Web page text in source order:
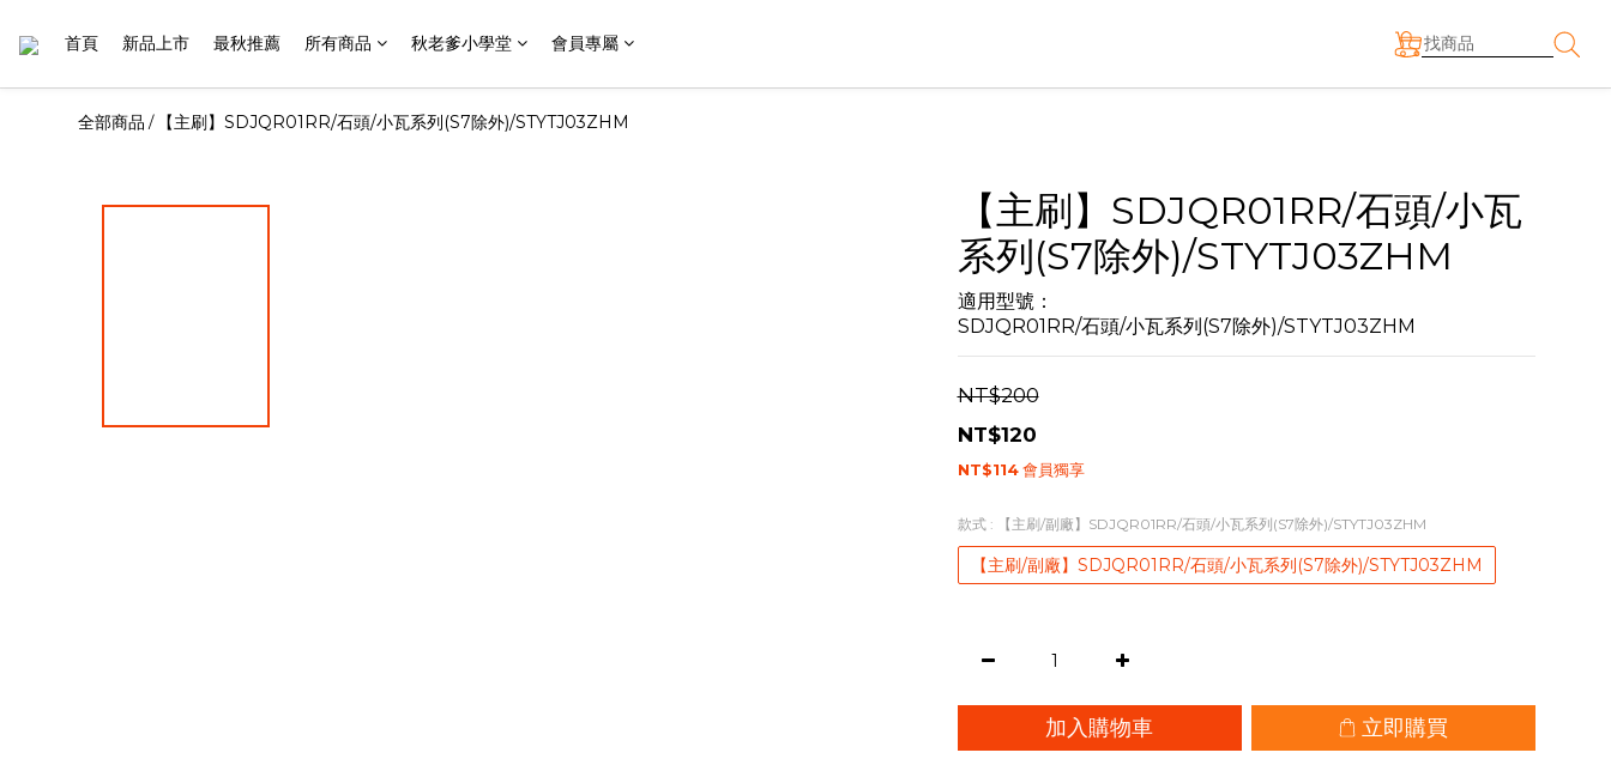
首頁 新品上市 最秋推薦 所有商品 秋老爹小學堂 會員專屬
全部商品 / 【主刷】SDJQR01RR/石頭/小瓦系列(S7除外)/STYTJ03ZHM
【主刷】SDJQR01RR/石頭/小瓦
系列(S7除外)/STYTJ03ZHM
適用型號：
SDJQR01RR/石頭/小瓦系列(S7除外)/STYTJ03ZHM
NT$200
NT$120
NT$114 會員獨享
款式 : 【主刷/副廠】SDJQR01RR/石頭/小瓦系列(S7除外)/STYTJ03ZHM
【主刷/副廠】SDJQR01RR/石頭/小瓦系列(S7除外)/STYTJ03ZHM
加入購物車 立即購買